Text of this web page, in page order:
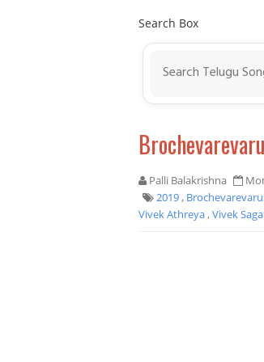
Search Box
Palli Balakrishna
2019,
Vivek Athreya,Vivek